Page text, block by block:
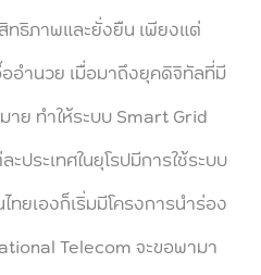
ทธิภาพและยั่งยืน เพียงแต่
ออำนวย เมื่อมาถึงยุคดิจิทัลที่มี
าย ทำให้ระบบ Smart Grid
ะประเทศในยุโรปมีการใช้ระบบ
ทยเองก็เริ่มมีโครงการนำร่อง
Telecom จะขอพามา